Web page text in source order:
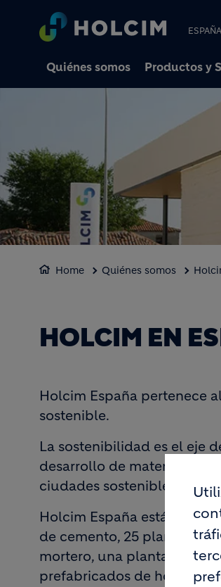
ESPAÑA
Quiénes somos Productos y
Home Quiénes somos
HOLCIM EN
Holcim España pertenece
sostenible.
La sostenibilidad es el eje
desarrollo de materiales y
ciudades sostenibles y
Holcim España está
de cemento, 25 plantas de
mortero, una planta de
prefabricados de